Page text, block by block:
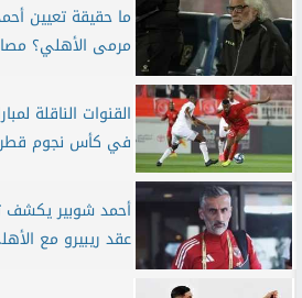
ما حقيقة تعيين
مرمى الأهلي؟
القنوات الناقلة
في كأس نجوم قطر
أحمد شوبير يكشف
عقد ريبيرو مع